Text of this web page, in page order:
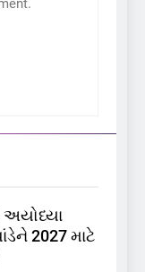
અયોધ્યા
2027 માટે
દરિયાકાંઠે પાંચ
બચાવ, 2